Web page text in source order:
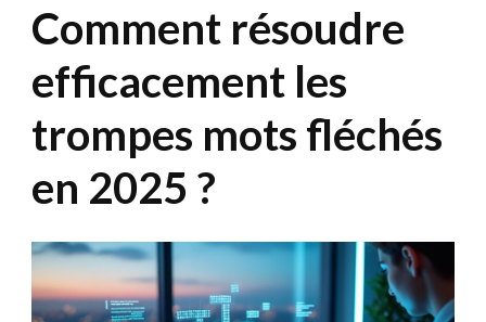
Comment résoudre
efficacement les
trompes mots fléchés
en 2025 ?